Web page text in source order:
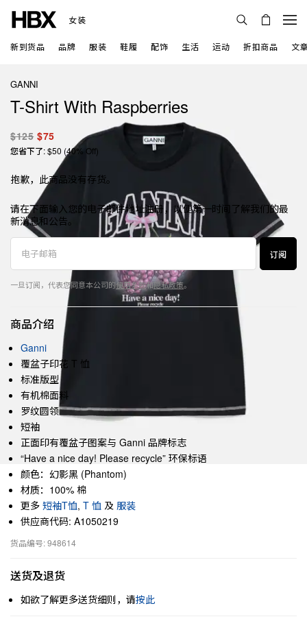
女装
新到货品 品牌 服装 鞋履 配饰 生活 运动 折扣商品 文
GANNI
T-Shirt With Raspberries
$125 $75
您省下了: $50 (40% Off)
抱歉，此商品没有存货。
请在下面输入您的电子邮件地址注册，以便第一时间了解我们的最
新消息和公告。
订阅
一旦订阅，代表您同意本公司的使用条款和隐私政策。
商品介绍
Ganni
覆盆子印花 T 恤
标准版型
有机棉面料
罗纹圆领
短袖
正面印有覆盆子图案与 Ganni 品牌标志
“Have a nice day! Please recycle” 环保标语
颜色：幻影黑 (Phantom)
材质：100% 棉
更多 短袖T恤, T 恤 及 服装
供应商代码: A1050219
货品编号: 948614
送货及退货
如欲了解更多送货细则，请按此